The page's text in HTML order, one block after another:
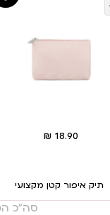
תיק איפור קטן מקצועי
סה"כ